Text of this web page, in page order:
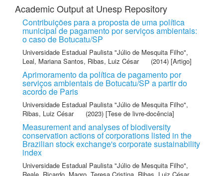
Academic Output at Unesp Repository
Contribuições para a proposta de uma política
municipal de pagamento por serviços ambientais:
o caso de Botucatu/SP
Universidade Estadual Paulista "Júlio de Mesquita Filho",
Leal, Mariana Santos, Ribas, Luiz César (2014) [Artigo]
Aprimoramento da política de pagamento por
serviços ambientais de Botucatu/SP a partir do
acordo de Paris
Universidade Estadual Paulista "Júlio de Mesquita Filho",
Ribas, Luiz César
(2023) [Tese de livre-docência]
Measurement and analyses of biodiversity
conservation actions of corporations listed in the
Brazilian stock exchange's corporate sustainability
index
Universidade Estadual Paulista "Júlio de Mesquita Filho",